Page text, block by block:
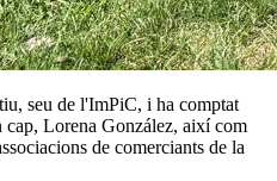
seu de l'ImPiC, i ha comptat
cap, Lorena González, així com
de comerciants de la